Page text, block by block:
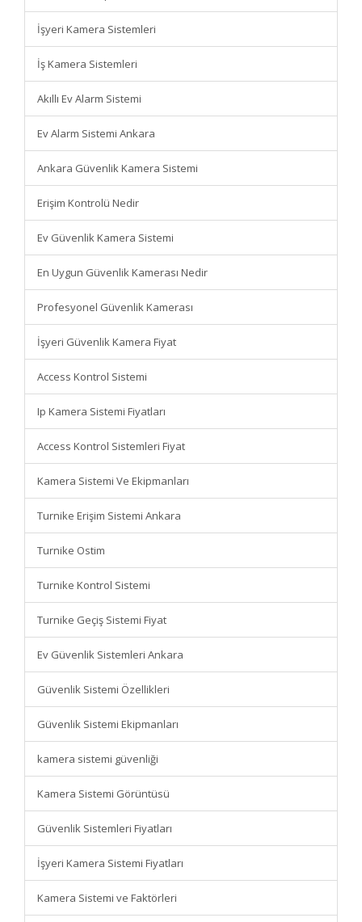
İşyeri Kamera Sistemleri
İş Kamera Sistemleri
Akıllı Ev Alarm Sistemi
Ev Alarm Sistemi Ankara
Ankara Güvenlik Kamera Sistemi
Erişim Kontrolü Nedir
Ev Güvenlik Kamera Sistemi
En Uygun Güvenlik Kamerası Nedir
Profesyonel Güvenlik Kamerası
İşyeri Güvenlik Kamera Fiyat
Access Kontrol Sistemi
Ip Kamera Sistemi Fiyatları
Access Kontrol Sistemleri Fiyat
Kamera Sistemi Ve Ekipmanları
Turnike Erişim Sistemi Ankara
Turnike Ostim
Turnike Kontrol Sistemi
Turnike Geçiş Sistemi Fiyat
Ev Güvenlik Sistemleri Ankara
Güvenlik Sistemi Özellikleri
Güvenlik Sistemi Ekipmanları
kamera sistemi güvenliği
Kamera Sistemi Görüntüsü
Güvenlik Sistemleri Fiyatları
İşyeri Kamera Sistemi Fiyatları
Kamera Sistemi ve Faktörleri